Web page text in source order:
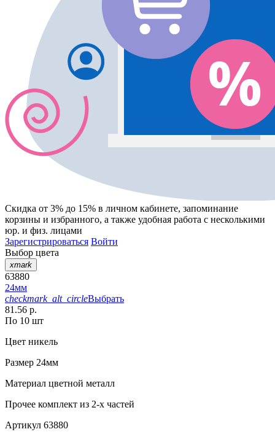
Скидка от 3% до 15% в личном кабинете, запоминание
корзины и избранного, а также удобная работа с несколькими
юр. и физ. лицами
Зарегистрироваться Войти
Выбор цвета
xmark
63880
24мм
checkmark_alt_circleВыбрать
81.56 р.
По 10 шт
Цвет никель
Размер 24мм
Материал цветной металл
Прочее комплект из 2-х частей
Артикул 63880